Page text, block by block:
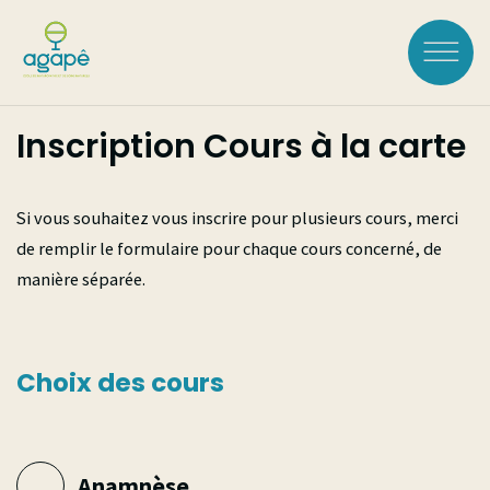
contenu
principal
Rechercher :
À Propos
Équipe
FORMATIONS
formations
COURS À LA CARTE
Inscription Cours à la carte
Si vous souhaitez vous inscrire pour plusieurs cours, merci
de remplir le formulaire pour chaque cours concerné, de
manière séparée.
Choix des cours